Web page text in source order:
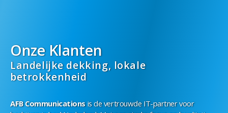
Onze Klanten
Landelijke dekking, lokale
betrokkenheid
AFB Communicationsis de vertrouwde IT-partner voor